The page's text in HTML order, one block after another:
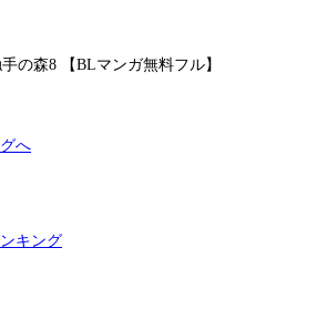
手の森8 【BLマンガ無料フル】
へ
キング